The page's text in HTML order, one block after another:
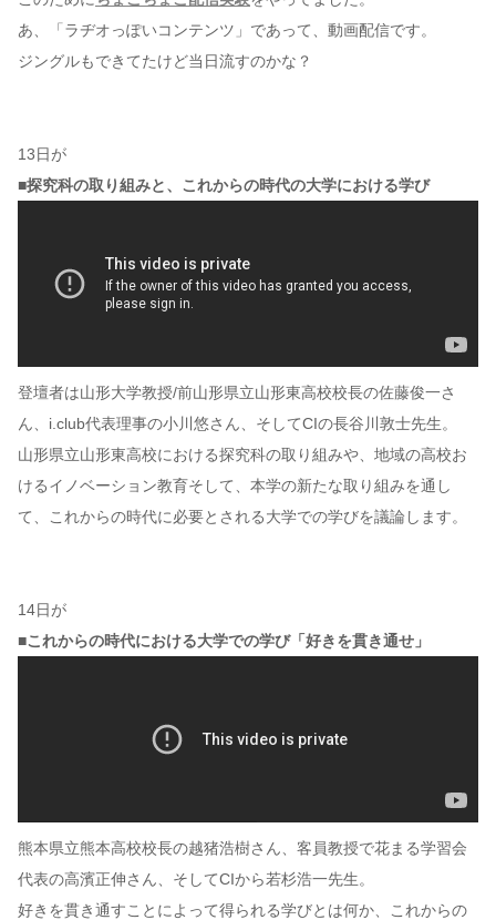
あ、「ラヂオっぽいコンテンツ」であって、動画配信です。
ジングルもできてたけど当日流すのかな？
13日が
■探究科の取り組みと、これからの時代の大学における学び
登壇者は山形大学教授/前山形県立山形東高校校長の佐藤俊一さ
ん、i.club代表理事の小川悠さん、そしてCIの長谷川敦士先生。
山形県立山形東高校における探究科の取り組みや、地域の高校お
けるイノベーション教育そして、本学の新たな取り組みを通し
て、これからの時代に必要とされる大学での学びを議論します。
14日が
■これからの時代における大学での学び「好きを貫き通せ」
熊本県立熊本高校校長の越猪浩樹さん、客員教授で花まる学習会
代表の高濱正伸さん、そしてCIから若杉浩一先生。
好きを貫き通すことによって得られる学びとは何か、これからの